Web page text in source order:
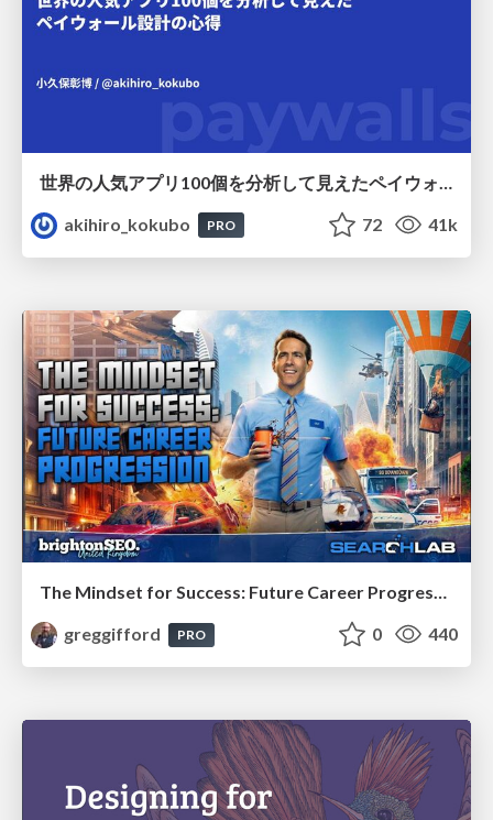
akihiro_kokubo
PRO 72 41k
The Mindset for Success: Future Career Progression
greggifford
PRO 0 440